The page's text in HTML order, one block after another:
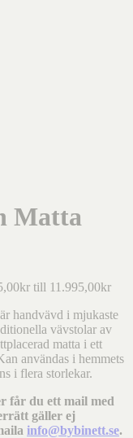
Matta
till 11.995,00kr
handvävd i mjukaste
vävstolar av
matta i ett
användas i hemmets
i flera storlekar.
får du ett mail med
gäller ej
info@bybinett.se.